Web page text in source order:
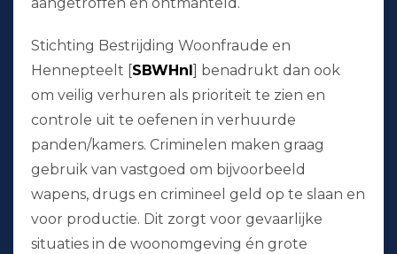
Stichting Bestrijding Woonfraude en
Hennepteelt [SBWHnl] benadrukt dan ook
om veilig verhuren als prioriteit te zien en
controle uit te oefenen in verhuurde
panden/kamers. Criminelen maken graag
gebruik van vastgoed om bijvoorbeeld
wapens, drugs en crimineel geld op te slaan en
voor productie. Dit zorgt voor gevaarlijke
situaties in de woonomgeving én grote